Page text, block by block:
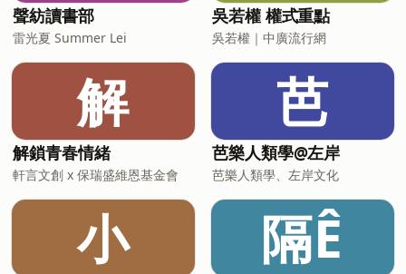
聲紡讀書部
雷光夏 Summer Lei
吳若權 權式重點
吳若權｜中廣流行網
解
解鎖青春情緒
軒言文創 x 保瑞盛維恩基金會
芭
芭樂人類學@左岸
芭樂人類學、左岸文化
小 隔Ê